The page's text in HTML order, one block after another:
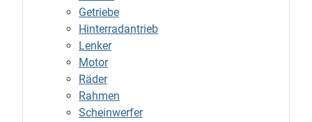
Getriebe
Hinterradantrieb
Lenker
Motor
Räder
Rahmen
Scheinwerfer